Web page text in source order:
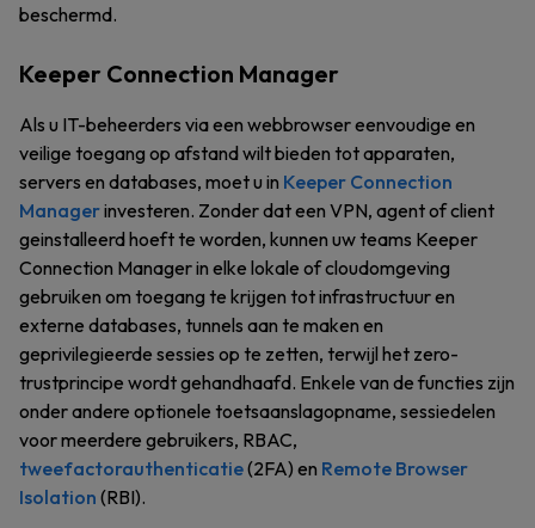
beschermd.
Keeper Connection Manager
Als u IT-beheerders via een webbrowser eenvoudige en
veilige toegang op afstand wilt bieden tot apparaten,
servers en databases, moet u in Keeper Connection
Managerinvesteren. Zonder dat een VPN, agent of client
geinstalleerd hoeft te worden, kunnen uw teams Keeper
Connection Manager in elke lokale of cloudomgeving
gebruiken om toegang te krijgen tot infrastructuur en
externe databases, tunnels aan te maken en
geprivilegieerde sessies op te zetten, terwijl het zero-
trustprincipe wordt gehandhaafd. Enkele van de functies zijn
onder andere optionele toetsaanslagopname, sessiedelen
voor meerdere gebruikers, RBAC,
tweefactorauthenticatie(2FA) en Remote Browser
Isolation (RBI).